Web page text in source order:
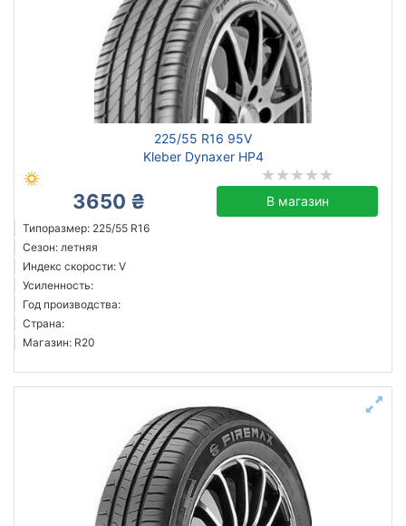
225/55 R16 95V
Kleber Dynaxer HP4
3650 ₴ В магазин
Типоразмер: 225/55 R16
Сезон: летняя
Индекс скорости: V
Усиленность:
Год производства:
Страна:
Магазин: R20